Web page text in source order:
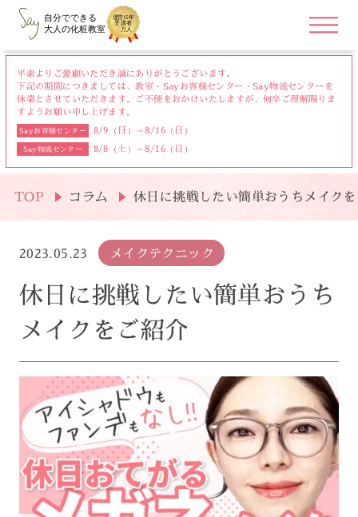
平素よりご愛顧いただき誠にありがとうございます。
下記の期間につきましては、教室・Sayお客様センター・Say物流センターを
休業とさせていただきます。 ご不便をおかけいたしますが、何卒ご理解賜りま
すようお願い申し上げます。
Sayお客様センター 8/9（日）～8/16（日）
Say物流センター 8/8（土）～8/16（日）
TOP コラム 休日に挑戦したい簡単おうちメイク
2023.05.23 メイクテクニック
休日に挑戦したい簡単おうち
メイクをご紹介